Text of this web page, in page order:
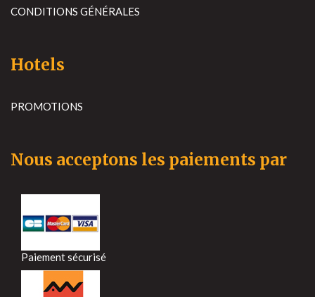
CONDITIONS GÉNÉRALES
Hotels
PROMOTIONS
Nous acceptons les paiements par
Paiement sécurisé